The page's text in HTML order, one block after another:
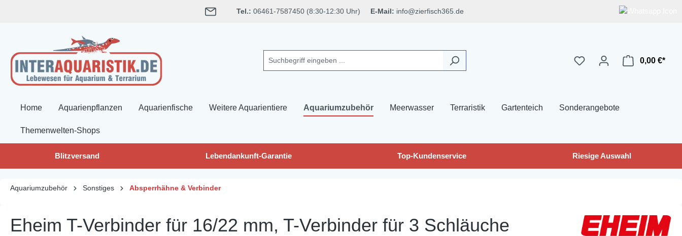
Tel.: 06461-7587450 (8:30-12:30 Uhr) E-Mail: info@zierfisch365.de
0,00 €*
Home Aquarienpflanzen Aquarienfische Weitere Aquarientiere Aquariumzubehör Meerwasser Terraristik Gartenteich Sonderangebote
Themenwelten-Shops
Blitzversand Lebendankunft-Garantie Top-Kundenservice Riesige Auswahl
Aquariumzubehör Sonstiges Absperrhähne & Verbinder
Eheim T-Verbinder für 16/22 mm, T-Verbinder für 3 Schläuche